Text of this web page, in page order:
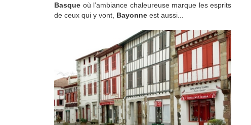
Basque où l’ambiance chaleureuse marque les esprits
de ceux qui y vont, Bayonne est aussi...